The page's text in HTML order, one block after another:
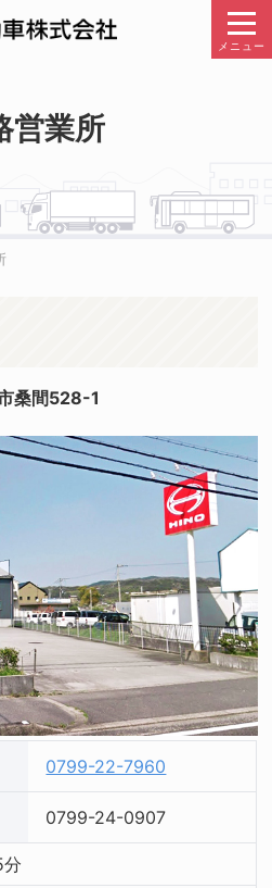
メニュー
営業所
桑間528-1
0799-22-7960
0799-24-0907
分